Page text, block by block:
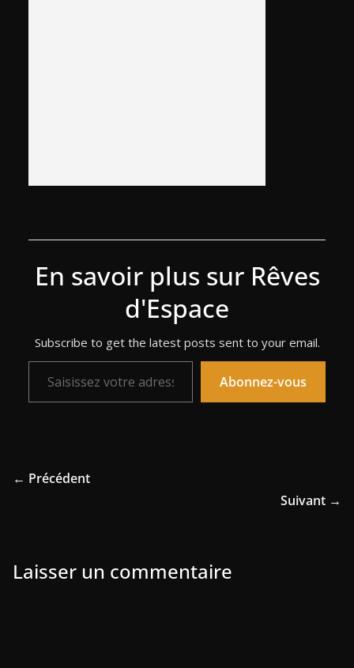
En savoir plus sur Rêves
d'Espace
Subscribe to get the latest posts sent to your email.
Saisissez votre adresse e-mail…
Abonnez-vous
← Précédent
Suivant →
Laisser un commentaire